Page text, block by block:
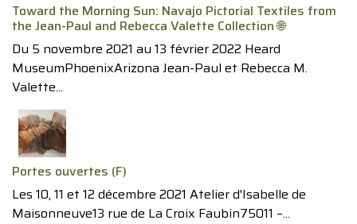
Toward the Morning Sun: Navajo Pictorial Textiles from
the Jean-Paul and Rebecca Valette Collection 🌐
Du 5 novembre 2021 au 13 février 2022 Heard
MuseumPhoenixArizona Jean-Paul et Rebecca M.
Valette...
Portes ouvertes (F)
Les 10, 11 et 12 décembre 2021 Atelier d'Isabelle de
Maisonneuve13 rue de La Croix Faubin75011 –...